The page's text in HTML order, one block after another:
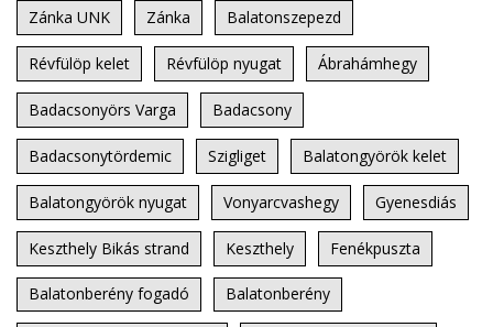
Zánka UNK Zánka Balatonszepezd
Révfülöp kelet Révfülöp nyugat Ábrahámhegy
Badacsonyörs Varga Badacsony
Badacsonytördemic Szigliget Balatongyörök kelet
Balatongyörök nyugat Vonyarcvashegy Gyenesdiás
Keszthely Bikás strand Keszthely Fenékpuszta
Balatonberény fogadó Balatonberény